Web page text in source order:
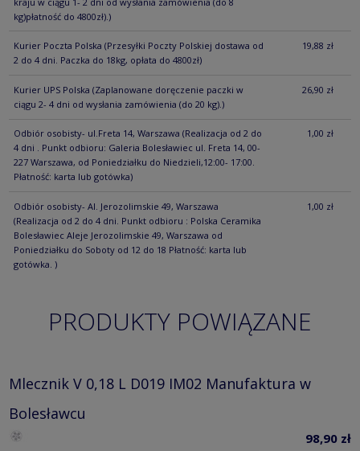
kraju w ciągu 1- 2 dni od wysłania zamówienia (do 8
kg)płatność do 4800zł).)
Kurier Poczta Polska (Przesyłki Poczty Polskiej dostawa od
2 do 4 dni. Paczka do 18kg, opłata do 4800zł)
19,88 zł
Kurier UPS Polska (Zaplanowane doręczenie paczki w
ciągu 2- 4 dni od wysłania zamówienia (do 20 kg).)
26,90 zł
Odbiór osobisty- ul.Freta 14, Warszawa (Realizacja od 2 do
4 dni . Punkt odbioru: Galeria Bolesławiec ul. Freta 14, 00-
227 Warszawa, od Poniedziałku do Niedzieli,12:00- 17:00.
Płatność: karta lub gotówka)
1,00 zł
Odbiór osobisty- Al. Jerozolimskie 49, Warszawa
(Realizacja od 2 do 4 dni. Punkt odbioru : Polska Ceramika
Bolesławiec Aleje Jerozolimskie 49, Warszawa od
Poniedziałku do Soboty od 12 do 18 Płatność: karta lub
gotówka. )
1,00 zł
PRODUKTY POWIĄZANE
Mlecznik V 0,18 L D019 IM02 Manufaktura w
Bolesławcu
98,90 zł